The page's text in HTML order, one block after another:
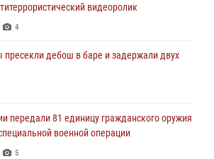
видеоролик
4
пресекли дебош в баре и задержали двух
передали 81 единицу гражданского оружия
военной операции
5